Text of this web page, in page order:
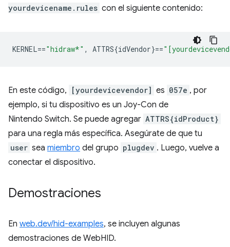
yourdevicename.rules con el siguiente contenido:
KERNEL=="hidraw*" , ATTRS{idVendor}==
En este código, [yourdevicevendor] es 057e , por
ejemplo, si tu dispositivo es un Joy-Con de
Nintendo Switch. Se puede agregar ATTRS{idProduct}
para una regla más específica. Asegúrate de que tu
user sea miembro del grupo plugdev . Luego, vuelve a
conectar el dispositivo.
Demostraciones
En web.dev/hid-examples, se incluyen algunas
demostraciones de WebHID.